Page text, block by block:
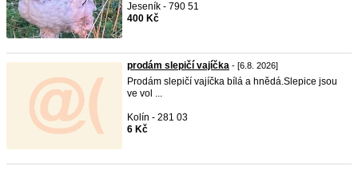
Jeseník - 790 51
400 Kč
prodám slepičí vajíčka - [6.8. 2026]
Prodám slepičí vajíčka bílá a hnědá.Slepice jsou
ve vol ...
Kolín - 281 03
6 Kč